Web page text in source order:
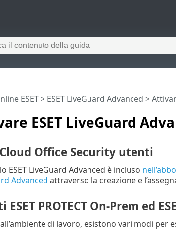
ESET LiveGuard
ESET> ESET LiveGuard Advanced >
Cloud Office Security utenti
ESET LiveGuard Advanced è incluso
Advanced attraverso la creazione e
ESET PROTECT On-Prem ed
di lavoro, esistono vari modi per